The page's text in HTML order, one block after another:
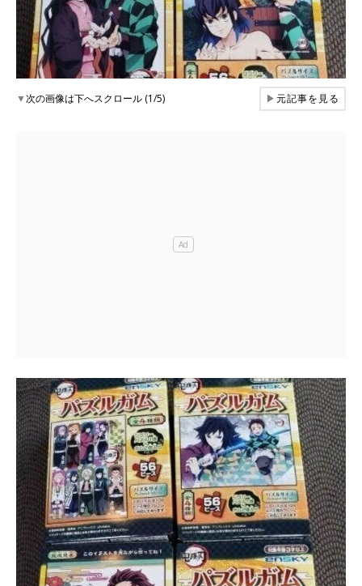
▼次の画像は下へスクロール (1/5) ▶元記事を見る